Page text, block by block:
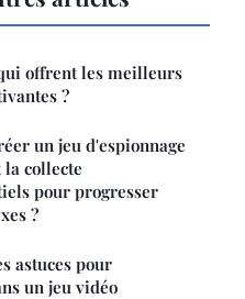
offrent les meilleurs
?
un jeu d'espionnage
collecte
pour progresser
?
astuces pour
un jeu vidéo